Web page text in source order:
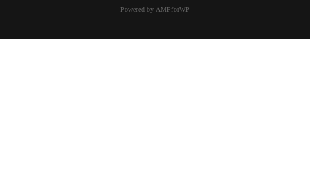
Powered by AMPforWP